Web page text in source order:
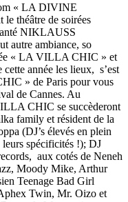
« LA DIVINE
théâtre de soirées
NIKLAUSS
autre ambiance, so
« LA VILLA CHIC » et
cette année les lieux, s’est
» de Paris pour vous
de Cannes. Au
CHIC se succèderont
family et résident de la
(DJ’s élevés en plein
leurs spécificités !); DJ
aux cotés de Neneh
Moody Mike, Arthur
Teenage Bad Girl
Twin, Mr. Oizo et